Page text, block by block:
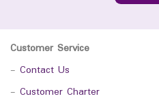
Customer Service
- Contact Us
- Customer Charter